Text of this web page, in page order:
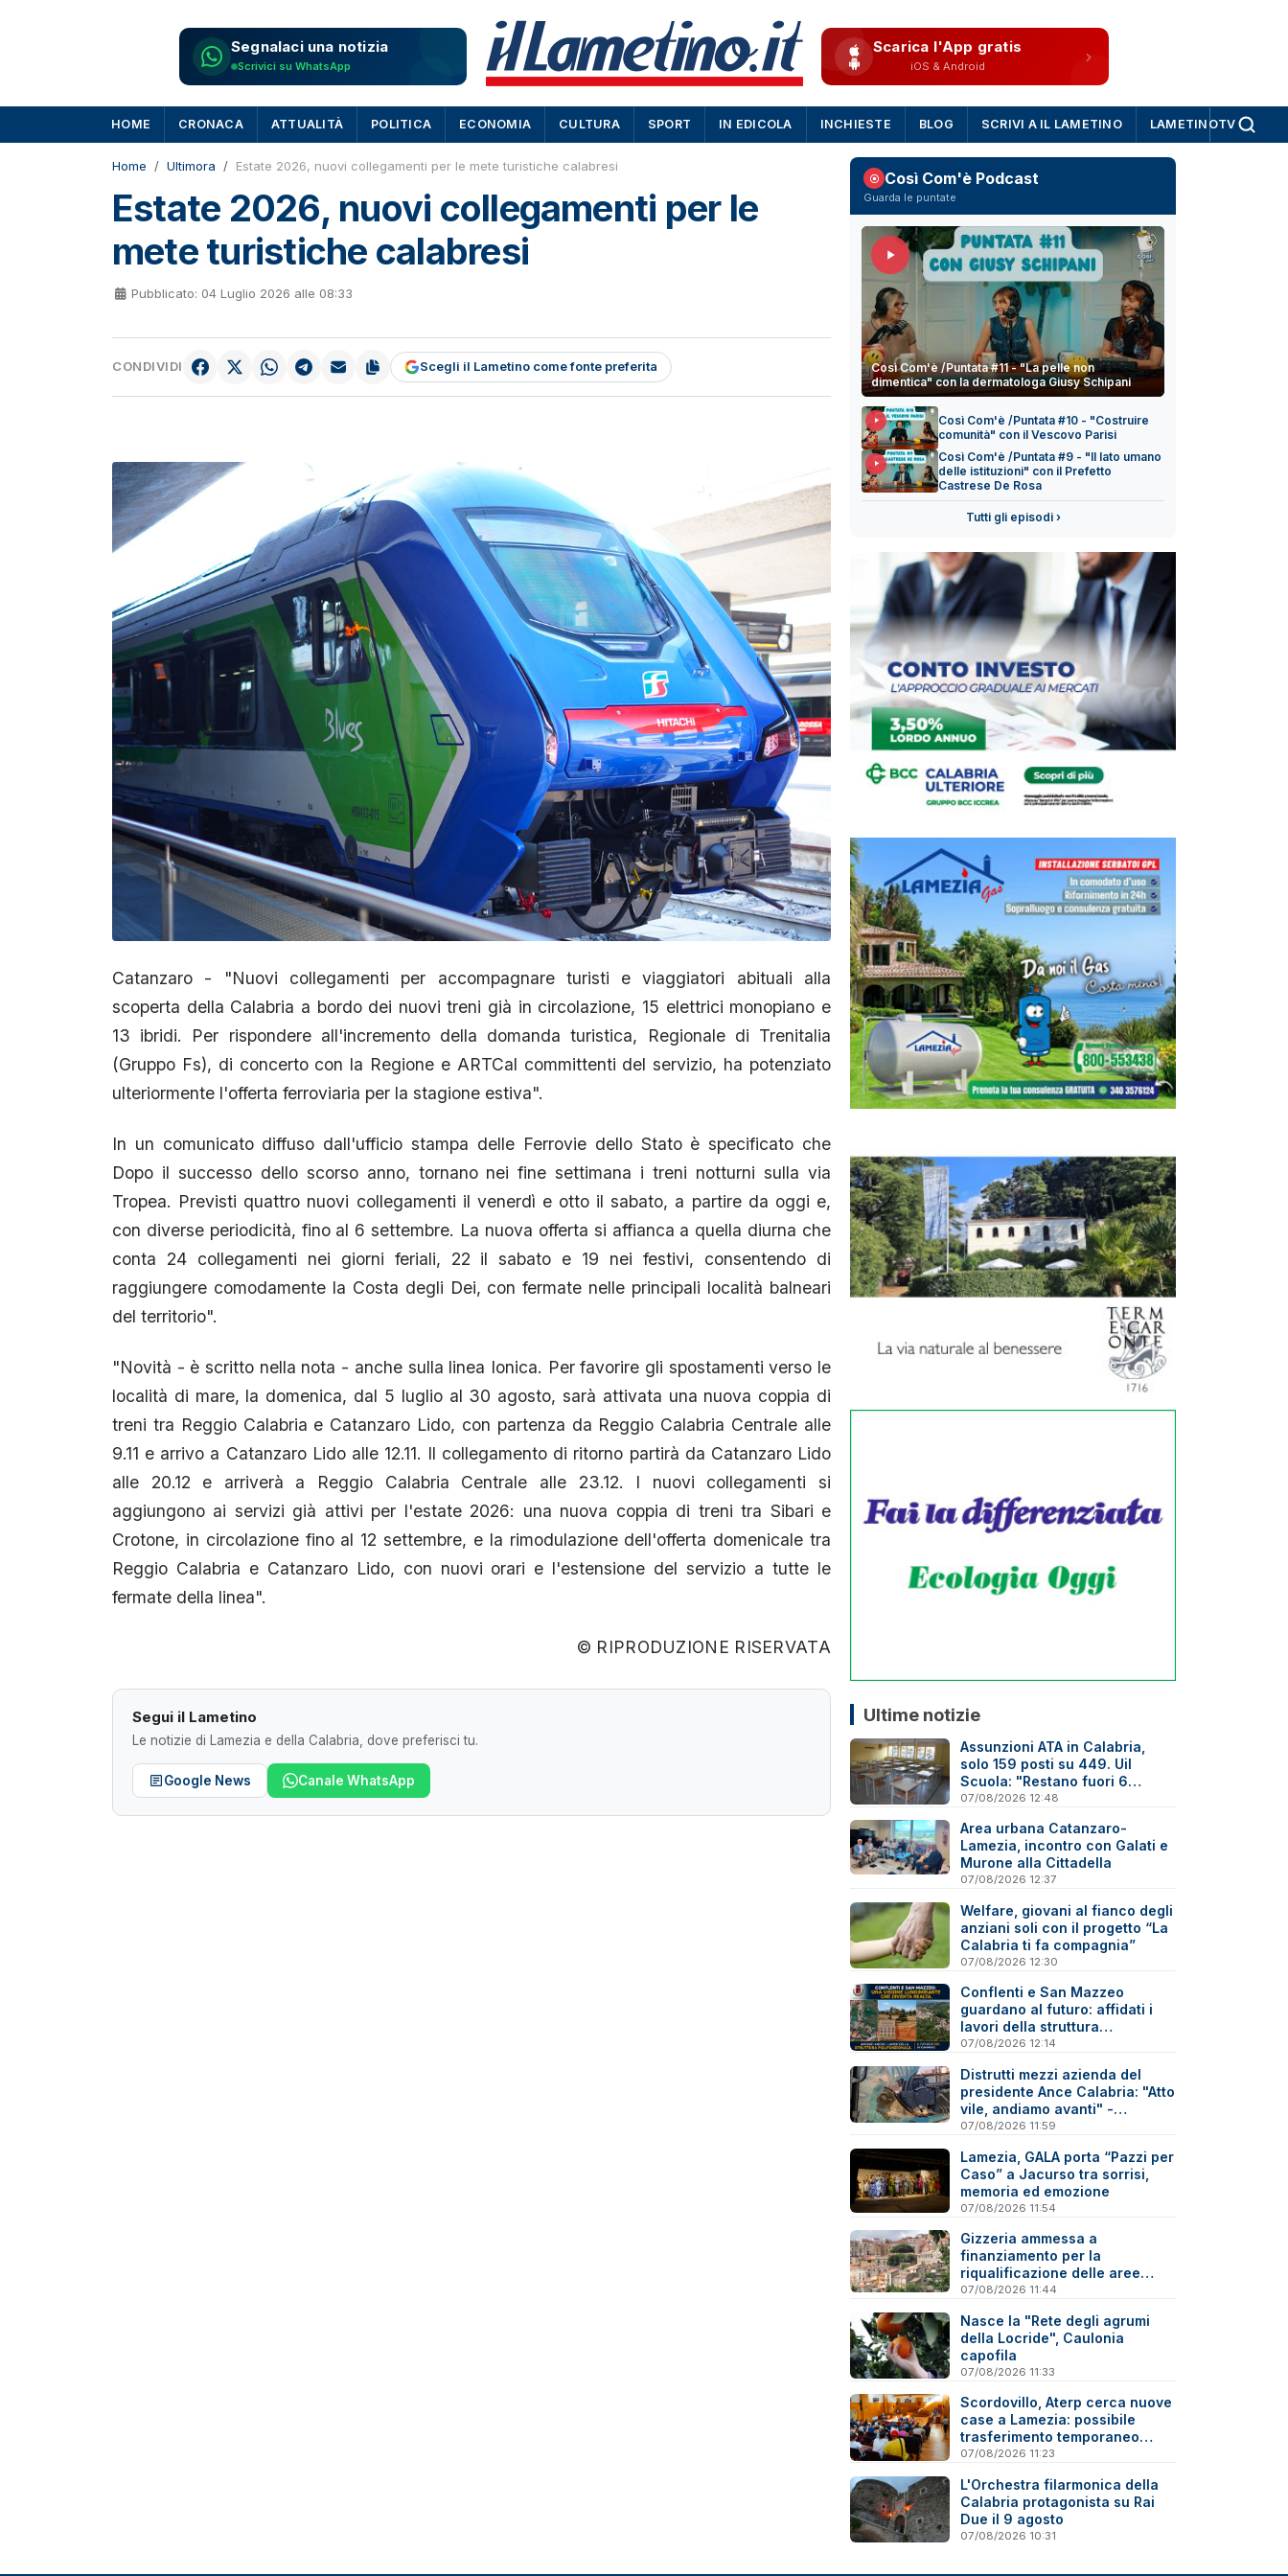
Segnalaci una notizia
Scrivici su WhatsApp
Scarica l'App gratis
iOS & Android
HOME CRONACA ATTUALITÀ POLITICA ECONOMIA CULTURA SPORT IN EDICOLA INCHIESTE BLOG SCRIVI A IL LAMETINO LAMETINOTV
Home Ultimora Estate 2026, nuovi collegamenti per le mete turistiche calabresi
Estate 2026, nuovi collegamenti per le
mete turistiche calabresi
Pubblicato: 04 Luglio 2026 alle 08:33
CONDIVIDI Scegli il Lametino come fonte preferita
Catanzaro - "Nuovi collegamenti per accompagnare turisti e viaggiatori abituali alla
scoperta della Calabria a bordo dei nuovi treni già in circolazione, 15 elettrici monopiano e
13 ibridi. Per rispondere all'incremento della domanda turistica, Regionale di Trenitalia
(Gruppo Fs), di concerto con la Regione e ARTCal committenti del servizio, ha potenziato
ulteriormente l'offerta ferroviaria per la stagione estiva".
In un comunicato diffuso dall'ufficio stampa delle Ferrovie dello Stato è specificato che
Dopo il successo dello scorso anno, tornano nei fine settimana i treni notturni sulla via
Tropea. Previsti quattro nuovi collegamenti il venerdì e otto il sabato, a partire da oggi e,
con diverse periodicità, fino al 6 settembre. La nuova offerta si affianca a quella diurna che
conta 24 collegamenti nei giorni feriali, 22 il sabato e 19 nei festivi, consentendo di
raggiungere comodamente la Costa degli Dei, con fermate nelle principali località balneari
del territorio".
"Novità - è scritto nella nota - anche sulla linea Ionica. Per favorire gli spostamenti verso le
località di mare, la domenica, dal 5 luglio al 30 agosto, sarà attivata una nuova coppia di
treni tra Reggio Calabria e Catanzaro Lido, con partenza da Reggio Calabria Centrale alle
9.11 e arrivo a Catanzaro Lido alle 12.11. Il collegamento di ritorno partirà da Catanzaro Lido
alle 20.12 e arriverà a Reggio Calabria Centrale alle 23.12. I nuovi collegamenti si
aggiungono ai servizi già attivi per l'estate 2026: una nuova coppia di treni tra Sibari e
Crotone, in circolazione fino al 12 settembre, e la rimodulazione dell'offerta domenicale tra
Reggio Calabria e Catanzaro Lido, con nuovi orari e l'estensione del servizio a tutte le
fermate della linea".
© RIPRODUZIONE RISERVATA
Segui il Lametino
Le notizie di Lamezia e della Calabria, dove preferisci tu.
Google News Canale WhatsApp
Così Com'è Podcast
Guarda le puntate
Così Com'è /Puntata #11 - "La pelle non
dimentica" con la dermatologa Giusy Schipani
Così Com'è /Puntata #10 - "Costruire
comunità" con il Vescovo Parisi
Così Com'è /Puntata #9 - "Il lato umano
delle istituzioni" con il Prefetto
Castrese De Rosa
Tutti gli episodi ›
Ultime notizie
Assunzioni ATA in Calabria,
solo 159 posti su 449. Uil
Scuola: "Restano fuori 6
precari su 10"
07/08/2026 12:48
Area urbana Catanzaro-
Lamezia, incontro con Galati e
Murone alla Cittadella
07/08/2026 12:37
Welfare, giovani al fianco degli
anziani soli con il progetto “La
Calabria ti fa compagnia”
07/08/2026 12:30
Conflenti e San Mazzeo
guardano al futuro: affidati i
lavori della struttura
polifunzionale
07/08/2026 12:14
Distrutti mezzi azienda del
presidente Ance Calabria: "Atto
vile, andiamo avanti" -
Reazioni
07/08/2026 11:59
Lamezia, GALA porta “Pazzi per
Caso” a Jacurso tra sorrisi,
memoria ed emozione
07/08/2026 11:54
Gizzeria ammessa a
finanziamento per la
riqualificazione delle aree
degradate
07/08/2026 11:44
Nasce la "Rete degli agrumi
della Locride", Caulonia
capofila
07/08/2026 11:33
Scordovillo, Aterp cerca nuove
case a Lamezia: possibile
trasferimento temporaneo
nell’hinterland per alcune
07/08/2026 11:23
L'Orchestra filarmonica della
Calabria protagonista su Rai
Due il 9 agosto
07/08/2026 10:31